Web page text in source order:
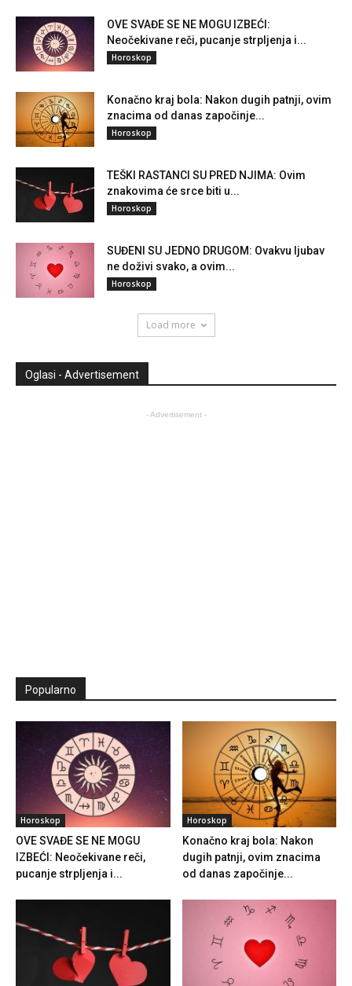
OVE SVAĐE SE NE MOGU IZBEĆI:
Neočekivane reči, pucanje strpljenja i...
Horoskop
Konačno kraj bola: Nakon dugih patnji, ovim
znacima od danas započinje...
Horoskop
TEŠKI RASTANCI SU PRED NJIMA: Ovim
znakovima će srce biti u...
Horoskop
SUĐENI SU JEDNO DRUGOM: Ovakvu ljubav
ne doživi svako, a ovim...
Horoskop
Load more
Oglasi - Advertisement
- Advertisement -
Popularno
Horoskop
OVE SVAĐE SE NE MOGU
IZBEĆI: Neočekivane reči,
pucanje strpljenja i...
Horoskop
Konačno kraj bola: Nakon
dugih patnji, ovim znacima
od danas započinje...